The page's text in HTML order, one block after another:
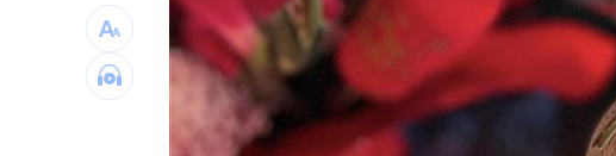
特斯拉撞12車！目擊者：賓士擋下救好多人 06:37
姜厚任女友「3碩1博」爆造假！本人發聲了 06:33
慈濟遭詐10億 AIT突發文打擊詐騙網笑翻 06:09